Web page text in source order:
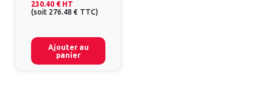
230.40 € HT
(soit 276.48 € TTC)
Ajouter au
panier